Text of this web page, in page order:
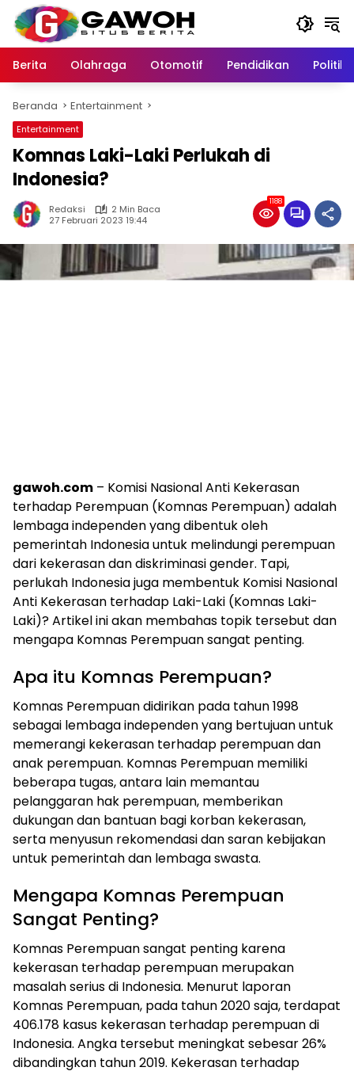
Langsung
konten
Berita
Olahraga Otomotif Pendidikan Politik
Beranda Entertainment
Entertainment
Komnas Laki-Laki Perlukah di
Indonesia?
Redaksi
2 Min Baca
27 Februari 2023 19:44
1188
gawoh.com – Komisi Nasional Anti Kekerasan
terhadap Perempuan (Komnas Perempuan) adalah
lembaga independen yang dibentuk oleh
pemerintah Indonesia untuk melindungi perempuan
dari kekerasan dan diskriminasi gender. Tapi,
perlukah Indonesia juga membentuk Komisi Nasional
Anti Kekerasan terhadap Laki-Laki (Komnas Laki-
Laki)? Artikel ini akan membahas topik tersebut dan
mengapa Komnas Perempuan sangat penting.
Apa itu Komnas Perempuan?
Komnas Perempuan didirikan pada tahun 1998
sebagai lembaga independen yang bertujuan untuk
memerangi kekerasan terhadap perempuan dan
anak perempuan. Komnas Perempuan memiliki
beberapa tugas, antara lain memantau
pelanggaran hak perempuan, memberikan
dukungan dan bantuan bagi korban kekerasan,
serta menyusun rekomendasi dan saran kebijakan
untuk pemerintah dan lembaga swasta.
Mengapa Komnas Perempuan
Sangat Penting?
Komnas Perempuan sangat penting karena
kekerasan terhadap perempuan merupakan
masalah serius di Indonesia. Menurut laporan
Komnas Perempuan, pada tahun 2020 saja, terdapat
406.178 kasus kekerasan terhadap perempuan di
Indonesia. Angka tersebut meningkat sebesar 26%
dibandingkan tahun 2019. Kekerasan terhadap